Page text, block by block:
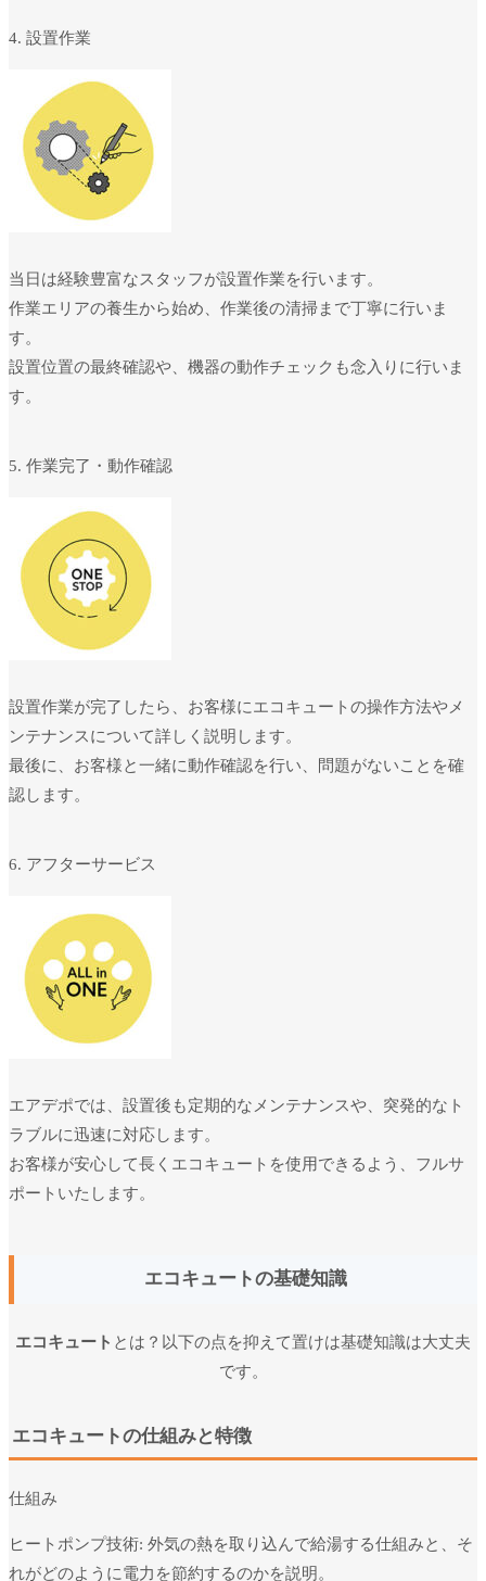
4. 設置作業
当日は経験豊富なスタッフが設置作業を行います。
作業エリアの養生から始め、作業後の清掃まで丁寧に行いま
す。
設置位置の最終確認や、機器の動作チェックも念入りに行いま
す。
5. 作業完了・動作確認
設置作業が完了したら、お客様にエコキュートの操作方法やメ
ンテナンスについて詳しく説明します。
最後に、お客様と一緒に動作確認を行い、問題がないことを確
認します。
6. アフターサービス
エアデポでは、設置後も定期的なメンテナンスや、突発的なト
ラブルに迅速に対応します。
お客様が安心して長くエコキュートを使用できるよう、フルサ
ポートいたします。
エコキュートの基礎知識
エコキュート とは？ 以下の点を抑えて置けは基礎知識は大丈夫
です。
エコキュートの仕組みと特徴
仕組み
ヒートポンプ技術: 外気の熱を取り込んで給湯する仕組みと、そ
れがどのように電力を節約するのかを説明。